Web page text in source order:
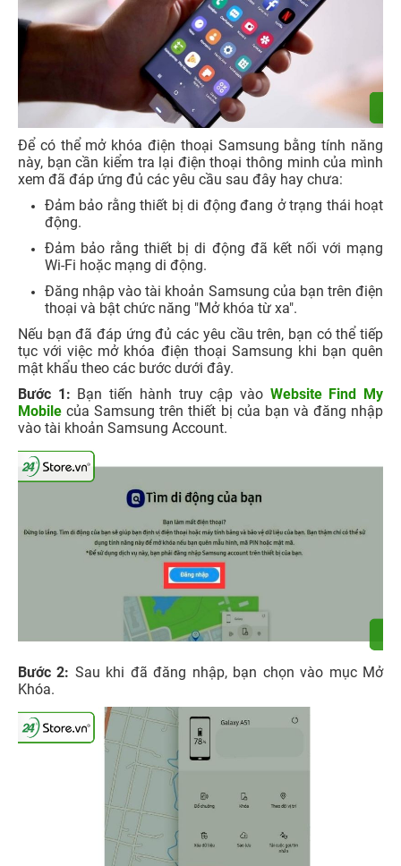
Để có thể mở khóa điện thoại Samsung bằng tính năng
này, bạn cần kiểm tra lại điện thoại thông minh của mình
xem đã đáp ứng đủ các yêu cầu sau đây hay chưa:
Đảm bảo rằng thiết bị di động đang ở trạng thái hoạt
động.
Đảm bảo rằng thiết bị di động đã kết nối với mạng
Wi-Fi hoặc mạng di động.
Đăng nhập vào tài khoản Samsung của bạn trên điện
thoại và bật chức năng "Mở khóa từ xa".
Nếu bạn đã đáp ứng đủ các yêu cầu trên, bạn có thể tiếp
tục với việc mở khóa điện thoại Samsung khi bạn quên
mật khẩu theo các bước dưới đây.
Bước 1: Bạn tiến hành truy cập vào Website Find My
Mobile của Samsung trên thiết bị của bạn và đăng nhập
vào tài khoản Samsung Account.
Bước 2: Sau khi đã đăng nhập, bạn chọn vào mục Mở
Khóa.